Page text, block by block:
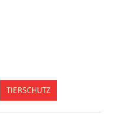
TIERSCHUTZ